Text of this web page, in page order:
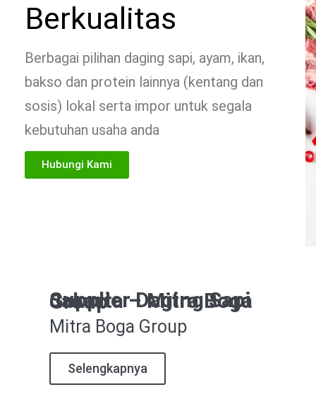
Berkualitas
Berbagai pilihan daging sapi, ayam, ikan,
bakso dan protein lainnya (kentang dan
sosis) lokal serta impor untuk segala
kebutuhan usaha anda
Hubungi Kami
Supplier Daging Sapi Jakarta – Mitra Boga Group
Mitra Boga Group
Selengkapnya